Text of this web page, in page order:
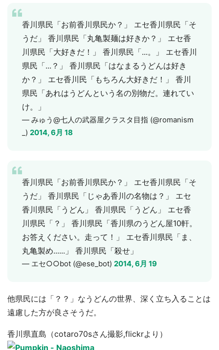
香川県民「お前香川県民か？」 エセ香川県民「そ
うだ」 香川県民「丸亀製麺は好きか？」 エセ香
川県民「大好きだ！」 香川県民「...。」 エセ香川
県民「...？」 香川県民「はなまるうどんは好き
か？」 エセ香川民「もちろん大好きだ！」 香川
県民「あれはうどんという名の別物だ。連れてい
け。」
— みゅう@七人の武器屋クラスタ目指 (@romanism
_) 2014, 6月 18
香川県民「お前香川県民か？」 エセ香川県民「そ
うだ」 香川県民「じゃあ香川の名物は？」 エセ
香川県民「うどん」 香川県民「うどん」 エセ香
川県民「？」 香川県民「香川県のうどん屋10軒。
お答えください。走って！」 エセ香川県民「ま、
丸亀製め......」 香川県民「殺せ」
— エセ○○bot (@ese_bot) 2014, 6月 19
他県民には「？？」なうどんの世界、深く立ち入ることは
遠慮した方が良さそうだ。
香川県直島（cotaro70sさん撮影,flickrより）